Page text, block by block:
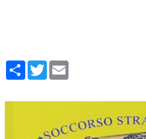
Condividi
Twitter